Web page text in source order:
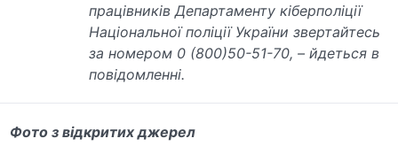
працівників Департаменту кіберполіції
Національної поліції України звертайтесь
за номером 0 (800)50-51-70, – йдеться в
повідомленні.
Фото з відкритих джерел